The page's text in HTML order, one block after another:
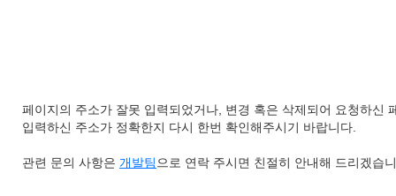
페이지의 주소가 잘못 입력되었거나, 변경 혹은 삭제되어 요청하신
입력하신 주소가 정확한지 다시 한번 확인해주시기 바랍니다.
관련 문의 사항은 개발팀 으로 연락 주시면 친절히 안내해 드리겠습